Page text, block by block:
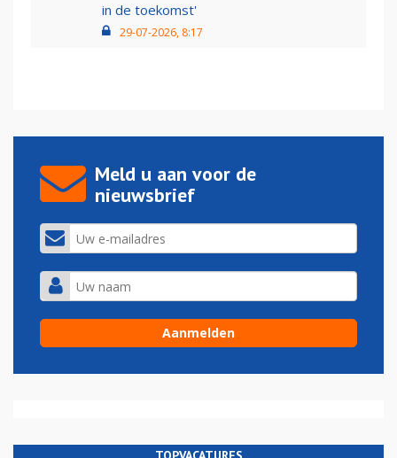
in de toekomst'
29-07-2026, 8:17
Meld u aan voor de
nieuwsbrief